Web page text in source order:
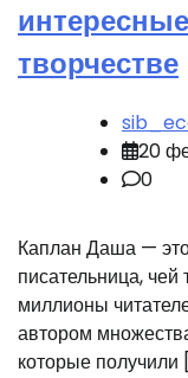
творчестве
20
0
Каплан Даша —
писательница,
миллионы
автором
которые получили